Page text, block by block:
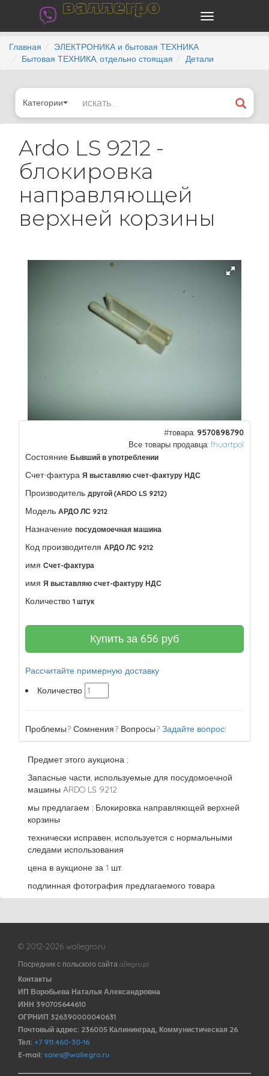
валлегро
Главная
ЭЛЕКТРОНИКА и бытовая ТЕХНИКА
Бытовая ТЕХНИКА, отдельно стоящая
Детали
Категории
Ardo LS 9212 -
блокировка
направляющей
верхней корзины
#товара: 9570898790
Все товары продавца: fhuartpol
Состояние Бывший в употреблении
Счет-фактура Я выставляю счет-фактуру НДС
Производитель другой (ARDO LS 9212)
Модель АРДО ЛС 9212
Назначение посудомоечная машина
Код производителя АРДО ЛС 9212
имя Счет-фактура
имя Я выставляю счет-фактуру НДС
Количество 1 штук
Купить за 656 руб
Рассчитайте примерную доставку
Количество
Проблемы? Сомнения? Вопросы? Задайте вопрос!
Предмет этого аукциона ;
Запасные части, используемые для посудомоечной
машины ARDO LS 9212
мы предлагаем ; Блокировка направляющей верхней
корзины
технически исправен, используется с нормальными
следами использования
цена в аукционе за 1 шт.
подлинная фотография предлагаемого товара
© 2012-2026 wallegro.ru
Посредник с польского сайта allegro.pl
Контакты
ИП Воробьева Наталья Александровна
ИНН 390705644610
ОГРНИП 326390000040631
Почтовый адрес: 236005 Калининград, Коммунистическая 26
Тел: +7 911 460-30-16
E-mail: sales@wallegro.ru